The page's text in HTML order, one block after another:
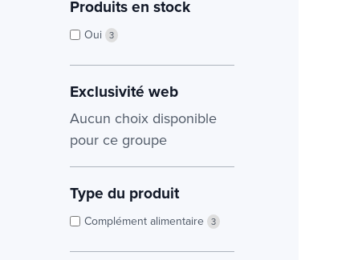
Produits en stock
Oui 3
Exclusivité web
Aucun choix disponible
pour ce groupe
Type du produit
Complément alimentaire 3